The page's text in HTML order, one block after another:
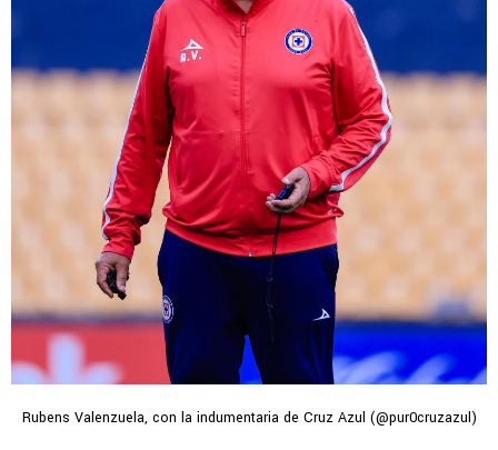
Rubens Valenzuela, con la indumentaria de Cruz Azul (@pur0cruzazul)